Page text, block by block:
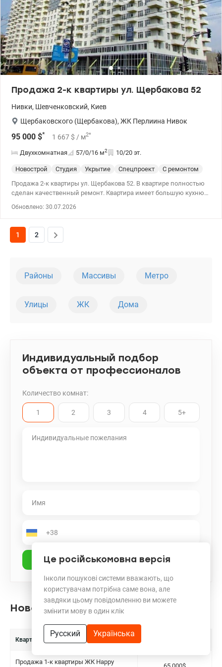
отопления при отключении света 044 200 10 80 Valion.ua/1143601
Продажа 2-к квартиры ул. Щербакова 52
Нивки, Шевченковский, Киев
Щербаковского (Щербакова), ЖК Перлиина Нивок
95 000 $* 1 667 $ / м2*
Двухкомнатная 57/0/16 м2 10/20 эт.
Новострой Студия Укрытие Спецпроект
С ремонтом
Продажа 2-к квартиры ул. Щербакова 52. В квартире полностью
сделан качественный ремонт. Квартира имеет большую кухню-
лифт. 044 200 10 80 valion.ua/1143449
Обновлено: 30.07.2026
1 2
Районы Массивы Метро
Улицы ЖК Дома
Индивидуальный подбор
объекта от профессионалов
Количество комнат:
1 2 3 4 5+
Новостройки на Нивках недорого
Квартиры в продаже
Продажа 1-к квартиры ЖК Happy
Це російськомовна версія
Інколи пошукові системи вважають, що
користувачам потрібна саме вона, але
завдяки цьому повідомленню ви можете
змінити мову в один клік
Русский Українська